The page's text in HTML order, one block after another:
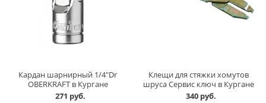
Кардан шарнирный 1/4"Dr
OBERKRAFT в Кургане
271 руб.
Клещи для стяжки хомутов
шруса Сервис ключ в Кургане
340 руб.